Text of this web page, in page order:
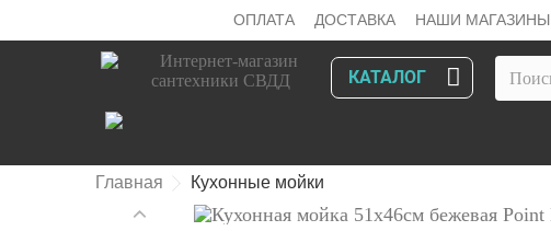
ОПЛАТА ДОСТАВКА НАШИ МАГАЗИНЫ
КАТАЛОГ
Главная Кухонные мойки